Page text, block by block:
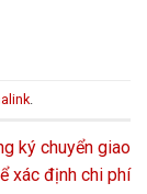
ký chuyển giao
xác định chi phí